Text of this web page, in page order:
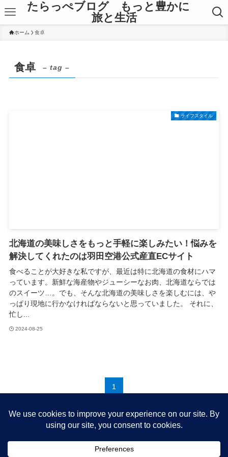
たらっぺブログ もっと豊かに
旅と生活
ホーム 食卓
食卓 – tag –
ライフスタイル
北海道の美味しさをもっと手軽に楽しみたい！悩みを
解決してくれたのは羽田空港公式産直ECサイト
食べることが大好きな私ですが、最近は特に北海道の食材にハマ
っています。新鮮な海産物やジューシーなお肉、北海道ならでは
のスイーツ…。でも、そんな北海道の美味しさを楽しむには、や
っぱり現地に行かなければならないと思っていました。 それに、
忙し...
2024-08-25
1